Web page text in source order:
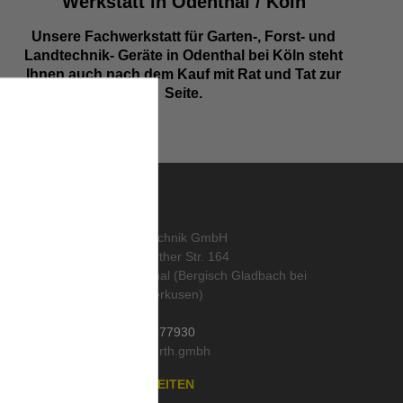
Unsere Fachwerkstatt für Garten-, Forst- und
Landtechnik- Geräte in Odenthal bei Köln steht
Ihnen auch nach dem Kauf mit Rat und Tat zur
Seite.
ORTH Landtechnik GmbH
Alte Wipperfürther Str. 164
51519 Odenthal (Bergisch Gladbach bei
Köln und Leverkusen)
02202 / 977930
ÖFFNUNGSZEITEN